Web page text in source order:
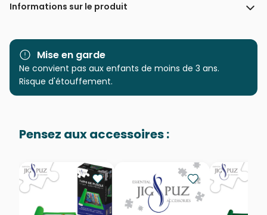
Informations sur le produit
Marque Schmidt Spiele
Catégorie
Puzzles - Châteaux et
EAN 4001504580346
Nombre de pièces 1000 pièces
Mise en garde
Ne convient pas aux enfants de moins de 3 ans.
Risque d'étouffement.
Pensez aux accessoires :